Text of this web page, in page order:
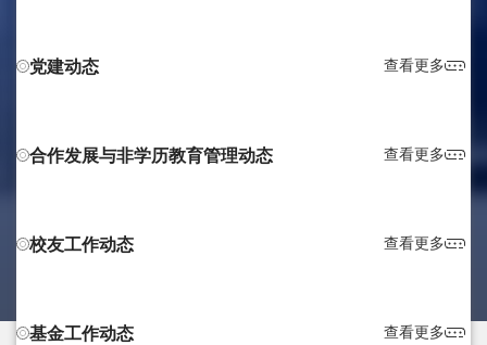
党建动态 查看更多
合作发展与非学历教育管理动态 查看更多
校友工作动态 查看更多
基金工作动态 查看更多